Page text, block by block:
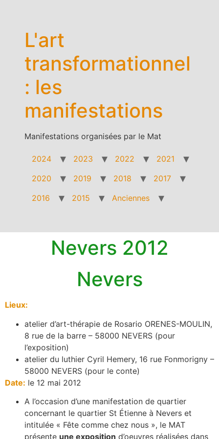
L'art
transformationnel
: les
manifestations
Manifestations organisées par le Mat
2024 2023 2022
2021
2020
2019 2018
2017
2016
2015 Anciennes
Nevers 2012
Nevers
Lieux:
atelier d’art-thérapie de Rosario ORENES-MOULIN,
8 rue de la barre – 58000 NEVERS (pour
l’exposition)
atelier du luthier Cyril Hemery, 16 rue Fonmorigny –
58000 NEVERS (pour le conte)
Date: le 12 mai 2012
A l’occasion d’une manifestation de quartier
concernant le quartier St Étienne à Nevers et
intitulée « Fête comme chez nous », le MAT
présente une exposition d’oeuvres réalisées dans